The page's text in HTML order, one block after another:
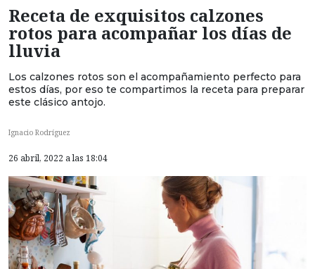
Receta de exquisitos calzones
rotos para acompañar los días de
lluvia
Los calzones rotos son el acompañamiento perfecto para
estos días, por eso te compartimos la receta para preparar
este clásico antojo.
Ignacio Rodríguez
26 abril, 2022 a las 18:04